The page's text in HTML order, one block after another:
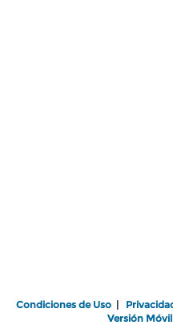
Condiciones de Uso |
Versión Móvil